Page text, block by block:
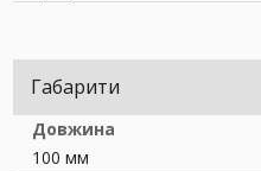
Габарити
Довжина
100 мм